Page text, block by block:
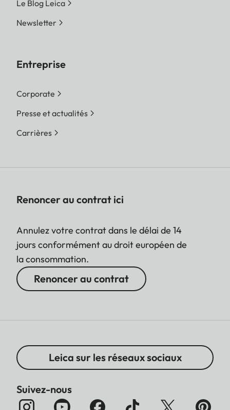
Le Blog Leica
Newsletter
Entreprise
Corporate
Presse et actualités
Carrières
Renoncer au contrat ici
Annulez votre contrat dans le délai de 14
jours conformément au droit européen de
la consommation.
Renoncer au contrat
Leica sur les réseaux sociaux
Suivez-nous